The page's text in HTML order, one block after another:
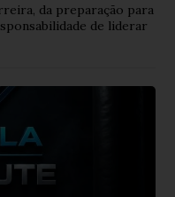
da preparação para
de liderar